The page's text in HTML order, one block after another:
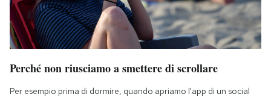
Perché non riusciamo a smettere di scrollare
Per esempio prima di dormire, quando apriamo l'app di un social